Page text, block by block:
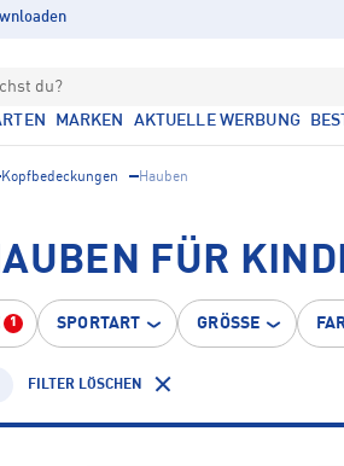
du?
MARKEN AKTUELLE WERBUNG
Kopfbedeckungen Hauben
FÜR
1 SPORTART GRÖSSE
FILTER LÖSCHEN